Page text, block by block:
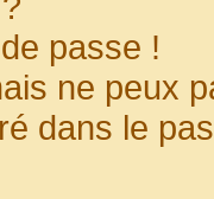
passe !
ne peux
dans le